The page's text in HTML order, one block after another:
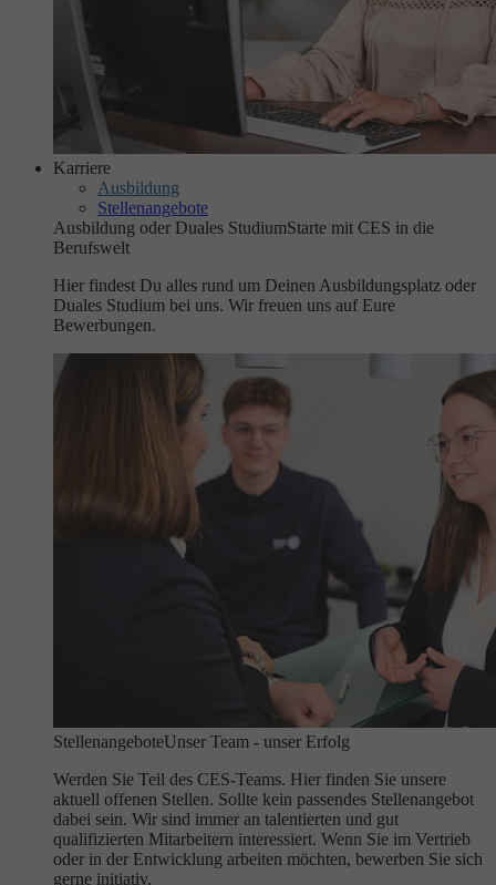
Karriere
Ausbildung
Stellenangebote
Ausbildung oder Duales StudiumStarte mit CES in die
Berufswelt
Hier findest Du alles rund um Deinen Ausbildungsplatz oder
Duales Studium bei uns. Wir freuen uns auf Eure
Bewerbungen.
StellenangeboteUnser Team - unser Erfolg
Werden Sie Teil des CES-Teams. Hier finden Sie unsere
aktuell offenen Stellen. Sollte kein passendes Stellenangebot
dabei sein. Wir sind immer an talentierten und gut
qualifizierten Mitarbeitern interessiert. Wenn Sie im Vertrieb
oder in der Entwicklung arbeiten möchten, bewerben Sie sich
gerne initiativ.